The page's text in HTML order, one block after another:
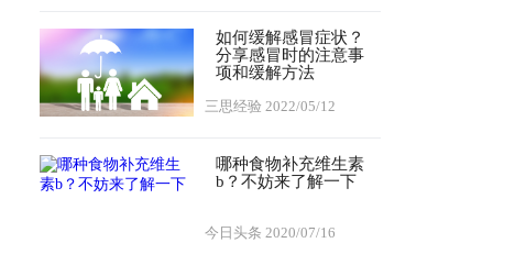
如何缓解感冒症状？
分享感冒时的注意事
项和缓解方法
三思经验 2022/05/12
哪种食物补充维生素
b？不妨来了解一下
今日头条 2020/07/16